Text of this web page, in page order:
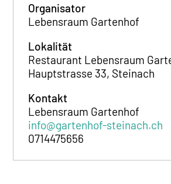
Organisator
Lebensraum Gartenhof
Lokalität
Restaurant Lebensraum
Hauptstrasse 33, Steinach
Kontakt
Lebensraum Gartenhof
info@gartenhof-steinach.ch
0714475656